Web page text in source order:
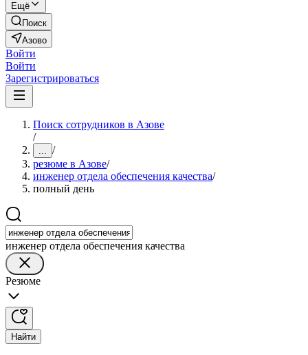
Ещё
Поиск
Азово
Войти
Войти
Зарегистрироваться
Поиск сотрудников в Азове
/
... /
резюме в Азове/
инженер отдела обеспечения качества/
полный день
инженер отдела обеспечения качества
Резюме
Найти